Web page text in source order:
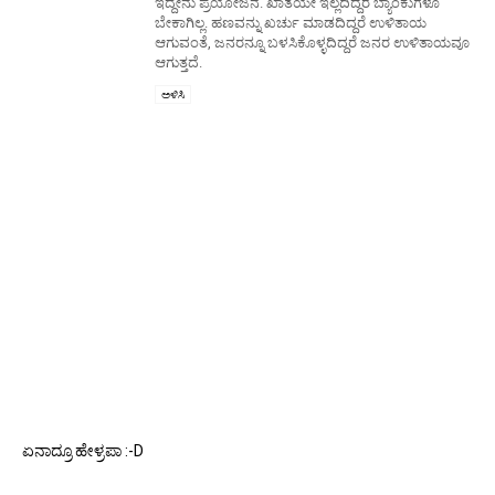
ಬೇಕಾಗಿಲ್ಲ. ಹಣವನ್ನು ಖರ್ಚು ಮಾಡದಿದ್ದರೆ ಉಳಿತಾಯ
ಆಗುವಂತೆ, ಜನರನ್ನೂ ಬಳಸಿಕೊಳ್ಳದಿದ್ದರೆ ಜನರ ಉಳಿತಾಯವೂ
ಆಗುತ್ತದೆ.
ಅಳಿಸಿ
ಏನಾದ್ರೂ ಹೇಳ್ರಪಾ :-D